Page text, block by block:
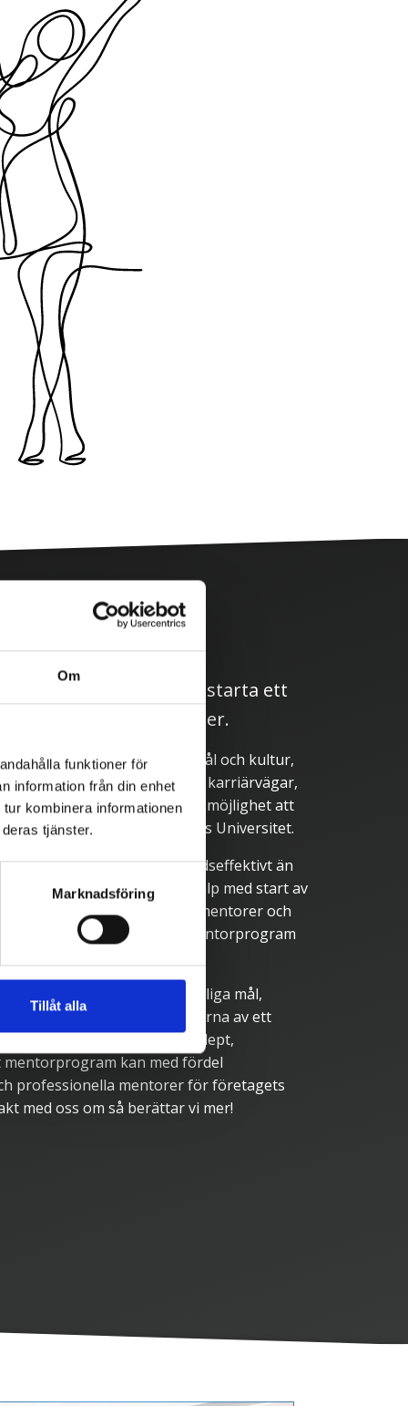
Om
funktioner för
information från din enhet
kombinera informationen
tjänster.
Marknadsföring
Tillåt alla
som väljer att starta ett
många positiva effekter.
förståelse för företags mål och kultur,
och chefer, tydligare karriärvägar,
jämställdhet, samt ökad möjlighet att
en studie från Linköpings Universitet.
hållbart och kostnadseffektivt än
Vi erbjuder er hjälp med start av
utbildning av mentorer och
och föreläsningar om mentorprogram
omfattar flera delar; tydliga mål,
till adepter om effekterna av ett
av mentor och adept,
kan med fördel
professionella mentorer för företagets
med oss om så berättar vi mer!